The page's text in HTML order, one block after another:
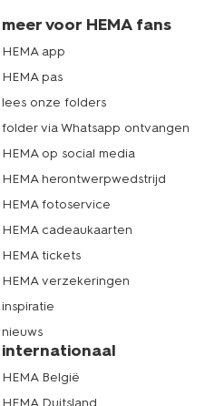
meer voor HEMA fans
HEMA app
HEMA pas
lees onze folders
folder via Whatsapp ontvangen
HEMA op social media
HEMA herontwerpwedstrijd
HEMA fotoservice
HEMA cadeaukaarten
HEMA tickets
HEMA verzekeringen
inspiratie
nieuws
internationaal
HEMA België
HEMA Duitsland